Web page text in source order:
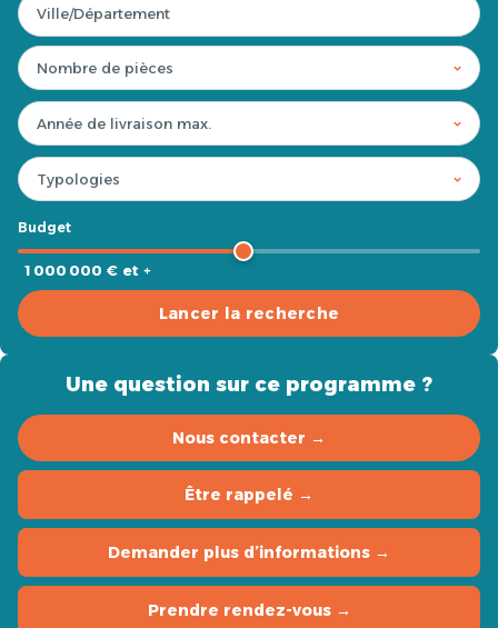
Budget
1 000 000 € et +
Lancer la recherche
Une question sur ce programme ?
Nous contacter →
Être rappelé →
Demander plus d’informations →
Prendre rendez-vous →